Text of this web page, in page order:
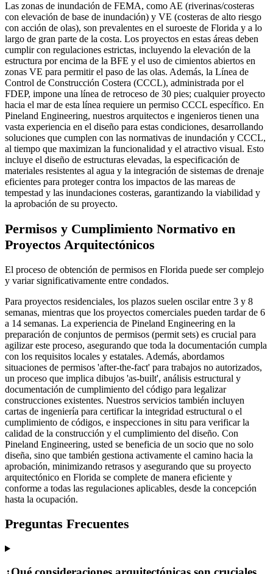
Las zonas de inundación de FEMA, como AE (riverinas/costeras
con elevación de base de inundación) y VE (costeras de alto riesgo
con acción de olas), son prevalentes en el suroeste de Florida y a lo
largo de gran parte de la costa. Los proyectos en estas áreas deben
cumplir con regulaciones estrictas, incluyendo la elevación de la
estructura por encima de la BFE y el uso de cimientos abiertos en
zonas VE para permitir el paso de las olas. Además, la Línea de
Control de Construcción Costera (CCCL), administrada por el
FDEP, impone una línea de retroceso de 30 pies; cualquier proyecto
hacia el mar de esta línea requiere un permiso CCCL específico. En
Pineland Engineering, nuestros arquitectos e ingenieros tienen una
vasta experiencia en el diseño para estas condiciones, desarrollando
soluciones que cumplen con las normativas de inundación y CCCL,
al tiempo que maximizan la funcionalidad y el atractivo visual. Esto
incluye el diseño de estructuras elevadas, la especificación de
materiales resistentes al agua y la integración de sistemas de drenaje
eficientes para proteger contra los impactos de las mareas de
tempestad y las inundaciones costeras, garantizando la viabilidad y
la aprobación de su proyecto.
Permisos y Cumplimiento Normativo en
Proyectos Arquitectónicos
El proceso de obtención de permisos en Florida puede ser complejo
y variar significativamente entre condados.
Para proyectos residenciales, los plazos suelen oscilar entre 3 y 8
semanas, mientras que los proyectos comerciales pueden tardar de 6
a 14 semanas. La experiencia de Pineland Engineering en la
preparación de conjuntos de permisos (permit sets) es crucial para
agilizar este proceso, asegurando que toda la documentación cumpla
con los requisitos locales y estatales. Además, abordamos
situaciones de permisos 'after-the-fact' para trabajos no autorizados,
un proceso que implica dibujos 'as-built', análisis estructural y
documentación de cumplimiento del código para legalizar
construcciones existentes. Nuestros servicios también incluyen
cartas de ingeniería para certificar la integridad estructural o el
cumplimiento de códigos, e inspecciones in situ para verificar la
calidad de la construcción y el cumplimiento del diseño. Con
Pineland Engineering, usted se beneficia de un socio que no solo
diseña, sino que también gestiona activamente el camino hacia la
aprobación, minimizando retrasos y asegurando que su proyecto
arquitectónico en Florida se complete de manera eficiente y
conforme a todas las regulaciones aplicables, desde la concepción
hasta la ocupación.
Preguntas Frecuentes